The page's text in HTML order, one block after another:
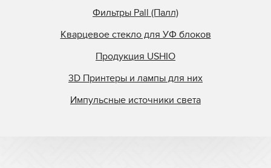
Фильтры Pall (Палл)
Кварцевое стекло для УФ блоков
Продукция USHIO
3D Принтеры и лампы для них
Импульсные источники света